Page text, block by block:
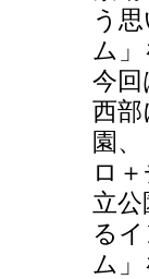
う
ム」
今
西
園
ロ
立
る
ム